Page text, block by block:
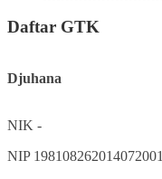
Daftar GTK
Djuhana
NIK -
NIP 198108262014072001